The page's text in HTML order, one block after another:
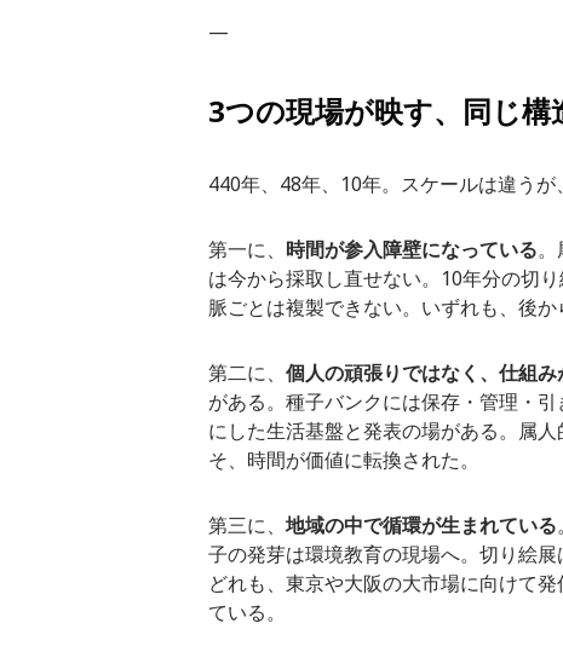
—
3つの現場が映す、同じ構
440年、48年、10年。スケールは違うが
第一に、 時間が参入障壁になっている。
は今から採取し直せない。10年分の切
脈ごとは複製できない。いずれも、後
第二に、 個人の頑張りではなく、仕組
がある。種子バンクには保存・管理・
にした生活基盤と発表の場がある。属
そ、時間が価値に転換された。
第三に、 地域の中で循環が生まれている
子の発芽は環境教育の現場へ。切り絵
どれも、東京や大阪の大市場に向けて
ている。